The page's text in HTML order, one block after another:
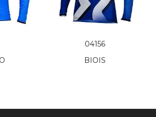
04156
BIOIS